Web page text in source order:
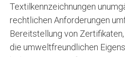
Textilkennzeichnungen
rechtlichen Anforderungen
Bereitstellung von
die umweltfreundlichen